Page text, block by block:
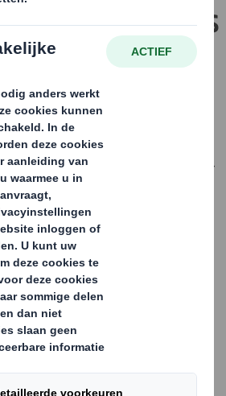
DS Smith als
met Zalando verder
ambitie om innovatieve e-
te realiseren en producten
af te leveren. Hiermee
van Zalando, een
Europese online
en lifestyle.